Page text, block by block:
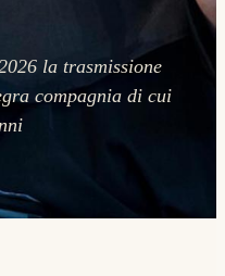
la trasmissione
compagnia di cui